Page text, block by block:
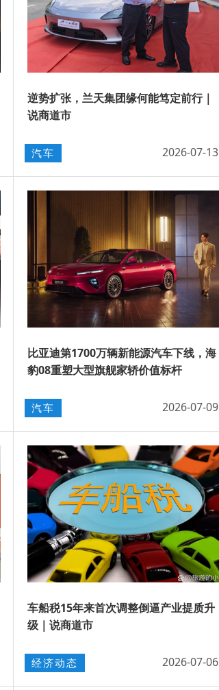
逆势扩张，兰天集团缘何能笃定前行｜
说商道市
汽车 2026-07-13
比亚迪第1700万辆新能源汽车下线，海
豹08重塑大型旗舰家轿价值标杆
汽车 2026-07-09
车船税15年来首次调整倒逼产业提质升
级｜说商道市
经济动态 2026-07-06